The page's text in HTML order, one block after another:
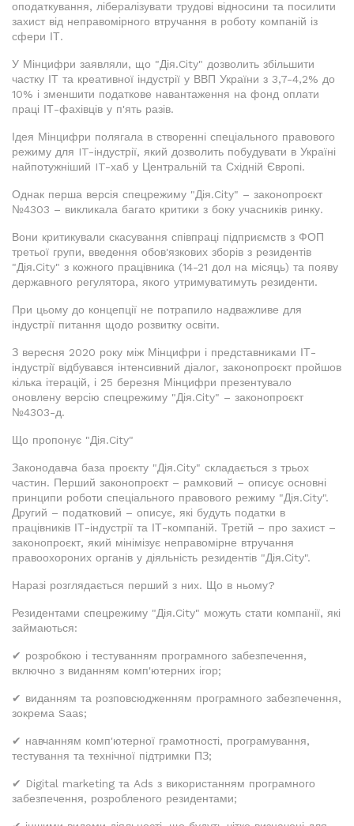
оподаткування, лібералізувати трудові відносини та посилити
захист від неправомірного втручання в роботу компаній із
сфери ІТ.
У Мінцифри заявляли, що "Дія.City" дозволить збільшити
частку ІТ та креативної індустрії у ВВП України з 3,7-4,2% до
10% і зменшити податкове навантаження на фонд оплати
праці ІТ-фахівців у п'ять разів.
Ідея Мінцифри полягала в створенні спеціального правового
режиму для IT-індустрії, який дозволить побудувати в Україні
найпотужніший IT-хаб у Центральній та Східній Європі.
Однак перша версія спецрежиму "Дія.City" – законопроєкт
№4303 – викликала багато критики з боку учасників ринку.
Вони критикували скасування співпраці підприємств з ФОП
третьої групи, введення обов'язкових зборів з резидентів
"Дія.City" з кожного працівника (14-21 дол на місяць) та появу
державного регулятора, якого утримуватимуть резиденти.
При цьому до концепції не потрапило надважливе для
індустрії питання щодо розвитку освіти.
З вересня 2020 року між Мінцифри і представниками ІТ-
індустрії відбувався інтенсивний діалог, законопроєкт пройшов
кілька ітерацій, і 25 березня Мінцифри презентувало
оновлену версію спецрежиму "Дія.City" – законопроєкт
№4303-д.
Що пропонує "Дія.City"
Законодавча база проєкту "Дія.City" складається з трьох
частин. Перший законопроєкт – рамковий – описує основні
принципи роботи спеціального правового режиму "Дія.City".
Другий – податковий – описує, які будуть податки в
працівників ІТ-індустрії та ІТ-компаній. Третій – про захист –
законопроєкт, який мінімізує неправомірне втручання
правоохороних органів у діяльність резидентів "Дія.City".
Наразі розглядається перший з них. Що в ньому?
Резидентами спецрежиму "Дія.City" можуть стати компанії, які
займаються:
✔ розробкою і тестуванням програмного забезпечення,
включно з виданням комп'ютерних ігор;
✔ виданням та розповсюдженням програмного забезпечення,
зокрема Saas;
✔ навчанням комп'ютерної грамотності, програмування,
тестування та технічної підтримки ПЗ;
✔ Digital marketing та Ads з використанням програмного
забезпечення, розробленого резидентами;